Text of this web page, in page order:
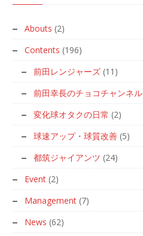
Abouts (2)
Contents (196)
前田レンジャーズ (11)
前田幸長のチョコチャンネル
変化球オタクの日常 (2)
球速アップ・球質改善 (5)
都筑ジャイアンツ (24)
Event (2)
Management (7)
News (62)